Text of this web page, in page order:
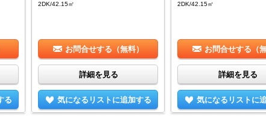
る
2DK/42.15㎡
お問合せする（無料）
詳細を見る
気になるリストに追加する
2DK/42.15㎡
お問合せする（無
詳細を見る
気になるリストに